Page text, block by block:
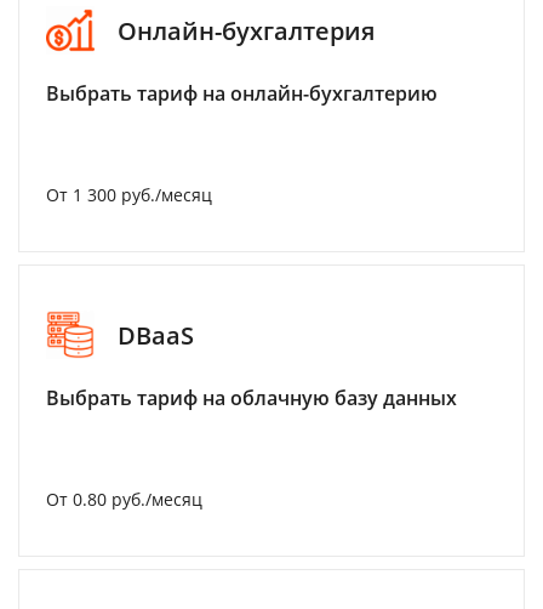
Онлайн-бухгалтерия
Выбрать тариф на онлайн-бухгалтерию
От 1 300 руб./месяц
DBaaS
Выбрать тариф на облачную базу данных
От 0.80 руб./месяц